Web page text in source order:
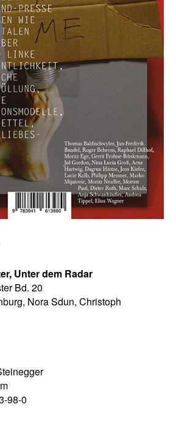
Unter dem Radar
Bd. 20
Nora Sdun, Christoph
98-0